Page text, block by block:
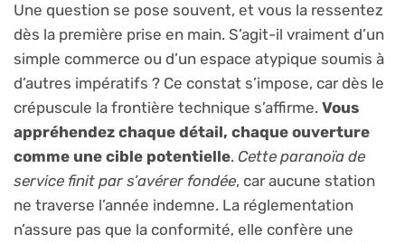
Une question se pose souvent, et vous la ressentez
dès la première prise en main. S’agit-il vraiment d’un
simple commerce ou d’un espace atypique soumis à
d’autres impératifs ? Ce constat s’impose, car dès le
crépuscule la frontière technique s’affirme. Vous
appréhendez chaque détail, chaque ouverture
comme une cible potentielle. Cette paranoïa de
service finit par s’avérer fondée, car aucune station
ne traverse l’année indemne. La réglementation
n’assure pas que la conformité, elle confère une